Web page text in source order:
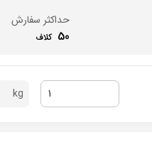
حداکثر سفارش
50